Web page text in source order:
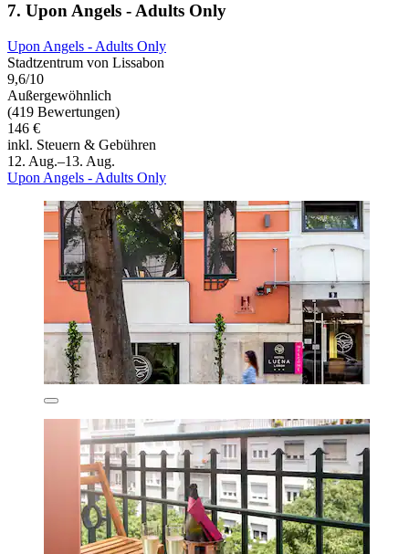
7. Upon Angels - Adults Only
Upon Angels - Adults Only
Stadtzentrum von Lissabon
9,6/10
Außergewöhnlich
(419 Bewertungen)
146 €
inkl. Steuern & Gebühren
12. Aug.–13. Aug.
Upon Angels - Adults Only